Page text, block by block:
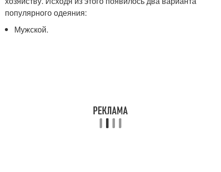
популярного одеяния:
Мужской.